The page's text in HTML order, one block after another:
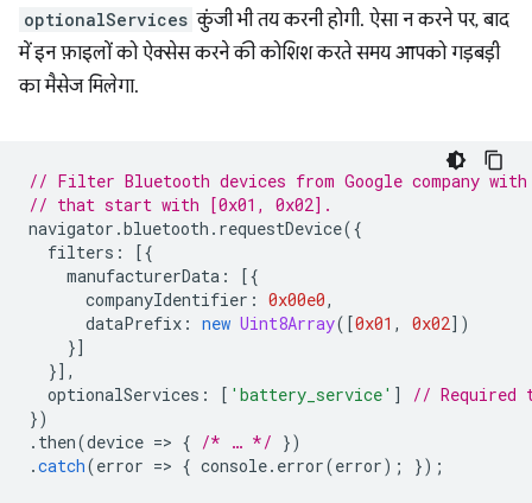
optionalServices कुंजी भी तय करनी होगी. ऐसा न करने पर, बाद
में इन फ़ाइलों को ऐक्सेस करने की कोशिश करते समय आपको गड़बड़ी
का मैसेज मिलेगा.
// Filter Bluetooth devices from Google company
// that start with [0x01, 0x02].
navigator .bluetooth . requestDevice({
filters :
[{
manufacturerData :
[{
companyIdentifier : 0x00e0,
dataPrefix : new Uint8Array([0x01 , 0x02])
}]
}],
optionalServices : [ 'battery_service' ]
// Required
})
. then(device => { /* … */ })
.catch(error => { console. error(error); });